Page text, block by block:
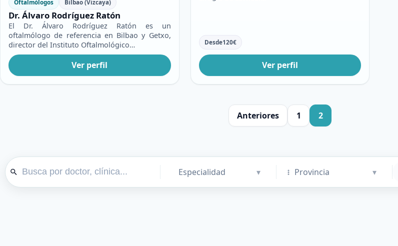
Oftalmólogos Bilbao (Vizcaya)
Dr. Álvaro Rodríguez Ratón
El Dr. Álvaro Rodríguez Ratón es un
oftalmólogo de referencia en Bilbao y Getxo,
director del Instituto Oftalmológico…
Ver perfil
Desde120€
Ver perfil
Anteriores 1 2
Especialidad ▾ Provincia ▾